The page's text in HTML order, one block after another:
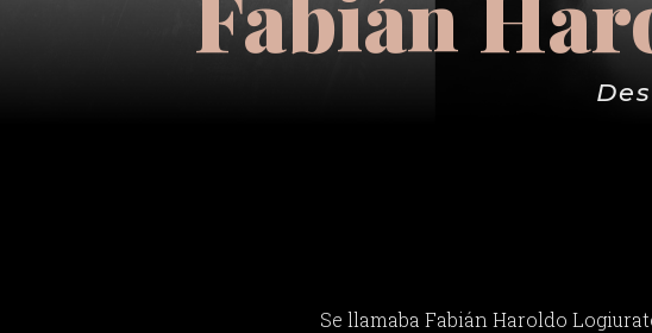
Se llamaba Fabián Haroldo